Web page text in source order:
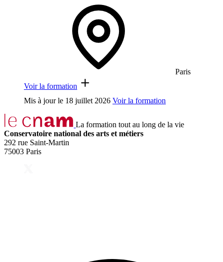
Paris
Voir la formation
Mis à jour le 18 juillet 2026 Voir la formation
La formation tout au long de la vie
Conservatoire national des arts et métiers
292 rue Saint-Martin
75003 Paris